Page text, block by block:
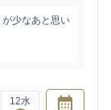
少なあと思い
12水